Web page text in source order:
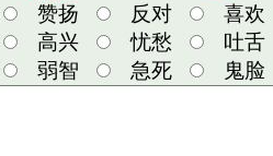
赞扬 反对 喜欢
高兴 忧愁 吐舌
弱智 急死 鬼脸